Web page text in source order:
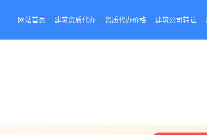
网站首页 建筑资质代办 资质代办价格 建筑公司转让